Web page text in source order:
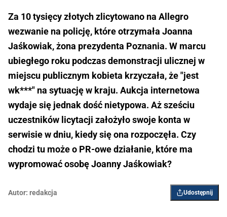
Za 10 tysięcy złotych zlicytowano na Allegro
wezwanie na policję, które otrzymała Joanna
Jaśkowiak, żona prezydenta Poznania. W marcu
ubiegłego roku podczas demonstracji ulicznej w
miejscu publicznym kobieta krzyczała, że "jest
wk***" na sytuację w kraju. Aukcja internetowa
wydaje się jednak dość nietypowa. Aż sześciu
uczestników licytacji założyło swoje konta w
serwisie w dniu, kiedy się ona rozpoczęła. Czy
chodzi tu może o PR-owe działanie, które ma
wypromować osobę Joanny Jaśkowiak?
Autor: redakcja Udostępnij